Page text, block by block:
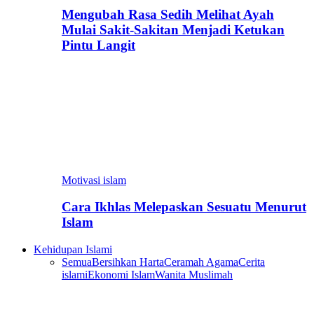
Mengubah Rasa Sedih Melihat Ayah
Mulai Sakit-Sakitan Menjadi Ketukan
Pintu Langit
Motivasi islam
Cara Ikhlas Melepaskan Sesuatu Menurut
Islam
Kehidupan Islami
SemuaBersihkan HartaCeramah AgamaCerita
islamiEkonomi IslamWanita Muslimah